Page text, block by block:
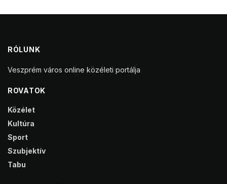
RÓLUNK
Veszprém város online közéleti portálja
ROVATOK
Közélet
Kultúra
Sport
Szubjektív
Tabu